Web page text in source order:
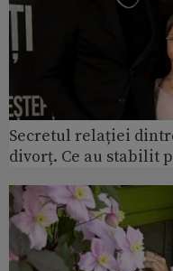
Secretul relației
divorț. Ce au stabilit